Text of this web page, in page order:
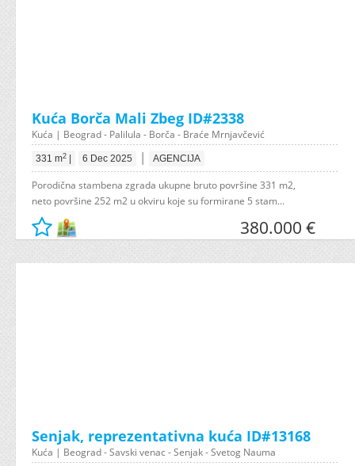
Kuća Borča Mali Zbeg ID#2338
Kuća | Beograd - Palilula - Borča - Braće Mrnjavčević
331 m2 6 Dec 2025 | AGENCIJA
Porodična stambena zgrada ukupne bruto površine 331 m2,
neto površine 252 m2 u okviru koje su formirane 5 stam...
380.000 €
Senjak, reprezentativna kuća ID#13168
Kuća | Beograd - Savski venac - Senjak - Svetog Nauma